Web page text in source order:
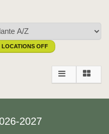
LOCATIONS OFF
2027